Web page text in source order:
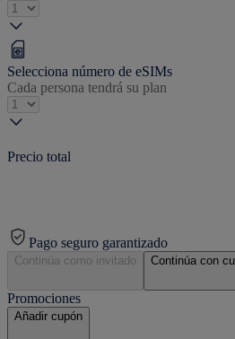
Selecciona número de eSIMs
Cada persona tendrá su plan
Precio total
Pago seguro garantizado
Continúa como invitado Continúa con
Promociones
Añadir cupón